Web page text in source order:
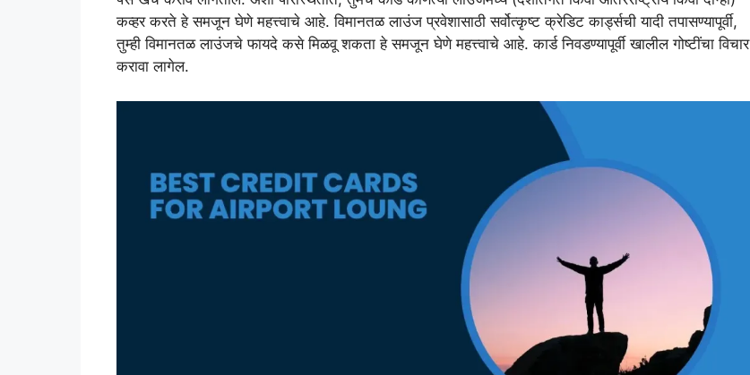
कव्हर करते हे समजून घेणे महत्त्वाचे आहे. विमानतळ लाउंज प्रवेशासाठी सर्वोत्कृष्ट क्रेडिट कार्ड्सची यादी तपासण्यापूर्वी,
तुम्ही विमानतळ लाउंजचे फायदे कसे मिळवू शकता हे समजून घेणे महत्त्वाचे आहे. कार्ड निवडण्यापूर्वी खालील गोष्टींचा विचार
करावा लागेल.